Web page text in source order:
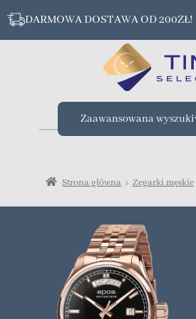
DARMOWA DOSTAWA OD 200ZŁ!
Zaawansowana
Strona główna Zegarki męskie